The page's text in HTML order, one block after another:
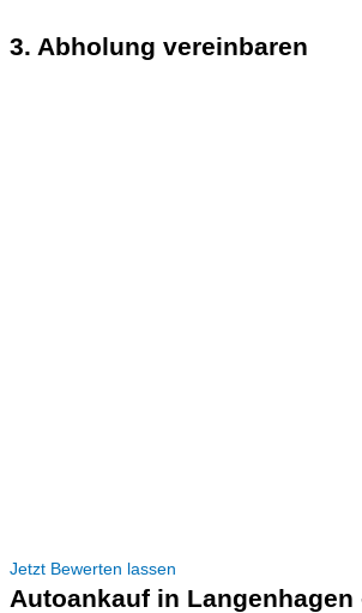
3. Abholung vereinbaren
Jetzt Bewerten lassen
Autoankauf in